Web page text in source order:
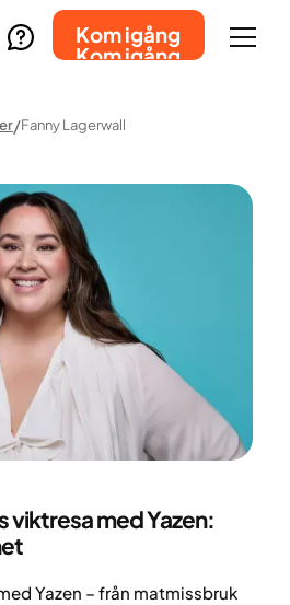
Kom igång
Kom igång
Fanny Lagerwall
viktresa med Yazen:
Yazen – från matmissbruk